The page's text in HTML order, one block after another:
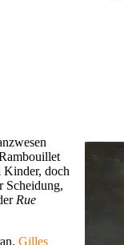
Kinder, doch
Scheidung,
Rue
Gilles